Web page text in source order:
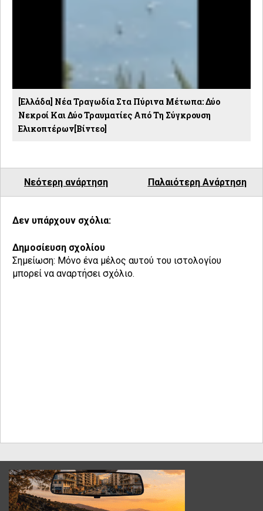
[Ελλάδα] Νέα Τραγωδία Στα Πύρινα Μέτωπα: Δύο
Νεκροί Και Δύο Τραυματίες Από Τη Σύγκρουση
Ελικοπτέρων[βίντεο]
Νεότερη ανάρτηση Παλαιότερη Ανάρτηση
Δεν υπάρχουν σχόλια:
Δημοσίευση σχολίου
Σημείωση: Μόνο ένα μέλος αυτού του ιστολογίου
μπορεί να αναρτήσει σχόλιο.